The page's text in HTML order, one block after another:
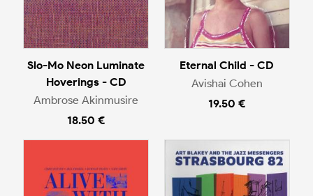
Slo-Mo Neon Luminate
Hoverings - CD
Ambrose Akinmusire
18.50 €
Eternal Child - CD
Avishai Cohen
19.50 €